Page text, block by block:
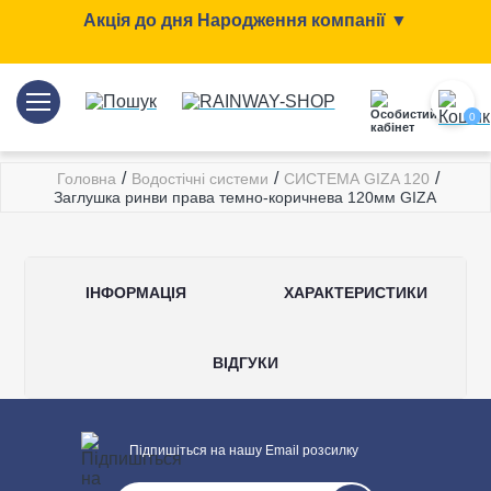
Акція до дня Народження компанії ▼
0
Головна / Водостічні системи / СИСТЕМА GIZA 120 /
Заглушка ринви права темно-коричнева 120мм GIZA
ІНФОРМАЦІЯ ХАРАКТЕРИСТИКИ
ВІДГУКИ
Загальні характеристики
Тип системи
120/85 мм
Матеріал
Написати відгук
Підпишіться на нашу Email розсилку